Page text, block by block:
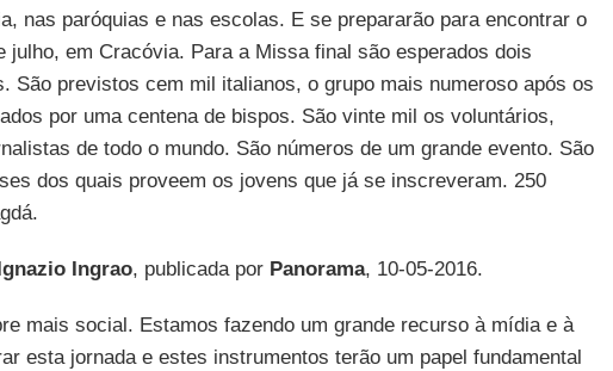
nas paróquias e nas escolas. E se prepararão para encontrar o
julho, em Cracóvia. Para a Missa final são esperados dois
São previstos cem mil italianos, o grupo mais numeroso após os
por uma centena de bispos. São vinte mil os voluntários,
de todo o mundo. São números de um grande evento. São
dos quais proveem os jovens que já se inscreveram. 250
Ingrao, publicada por Panorama, 10-05-2016.
mais social. Estamos fazendo um grande recurso à mídia e à
esta jornada e estes instrumentos terão um papel fundamental